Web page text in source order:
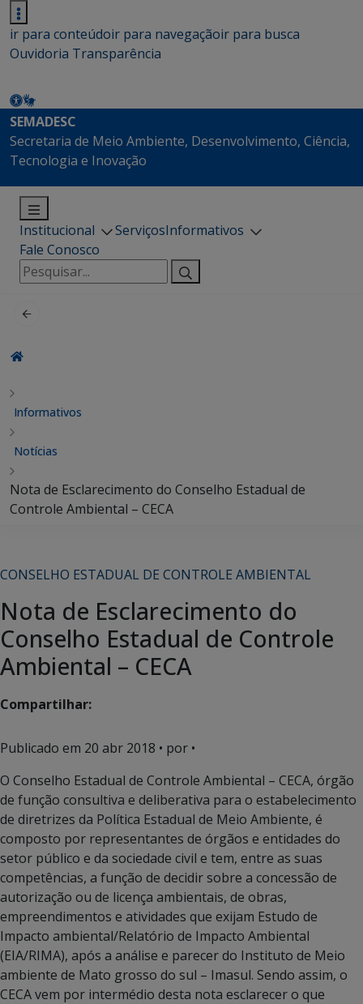
ir para conteúdoir para navegaçãoir para busca
Ouvidoria Transparência
SEMADESC
Secretaria de Meio Ambiente, Desenvolvimento, Ciência,
Tecnologia e Inovação
Institucional ServiçosInformativos
Fale Conosco
Pesquisar
por:
Informativos
Notícias
Nota de Esclarecimento do Conselho Estadual de
Controle Ambiental – CECA
CONSELHO ESTADUAL DE CONTROLE AMBIENTAL
Nota de Esclarecimento do
Conselho Estadual de Controle
Ambiental – CECA
Compartilhar:
Publicado em 20 abr 2018 • por •
O Conselho Estadual de Controle Ambiental – CECA, órgão
de função consultiva e deliberativa para o estabelecimento
de diretrizes da Política Estadual de Meio Ambiente, é
composto por representantes de órgãos e entidades do
setor público e da sociedade civil e tem, entre as suas
competências, a função de decidir sobre a concessão de
autorização ou de licença ambientais, de obras,
empreendimentos e atividades que exijam Estudo de
Impacto ambiental/Relatório de Impacto Ambiental
(EIA/RIMA), após a análise e parecer do Instituto de Meio
ambiente de Mato grosso do sul – Imasul. Sendo assim, o
CECA vem por intermédio desta nota esclarecer o que